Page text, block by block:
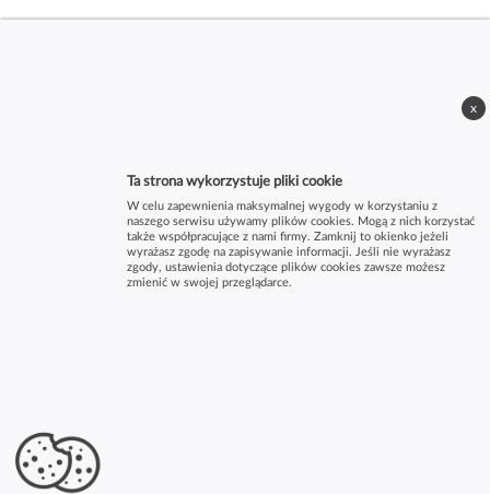
Ta strona wykorzystuje pliki cookie
W celu zapewnienia maksymalnej wygody w korzystaniu z
naszego serwisu używamy plików cookies. Mogą z nich korzystać
także współpracujące z nami firmy. Zamknij to okienko jeżeli
wyrażasz zgodę na zapisywanie informacji. Jeśli nie wyrażasz
zgody, ustawienia dotyczące plików cookies zawsze możesz
zmienić w swojej przeglądarce.
x